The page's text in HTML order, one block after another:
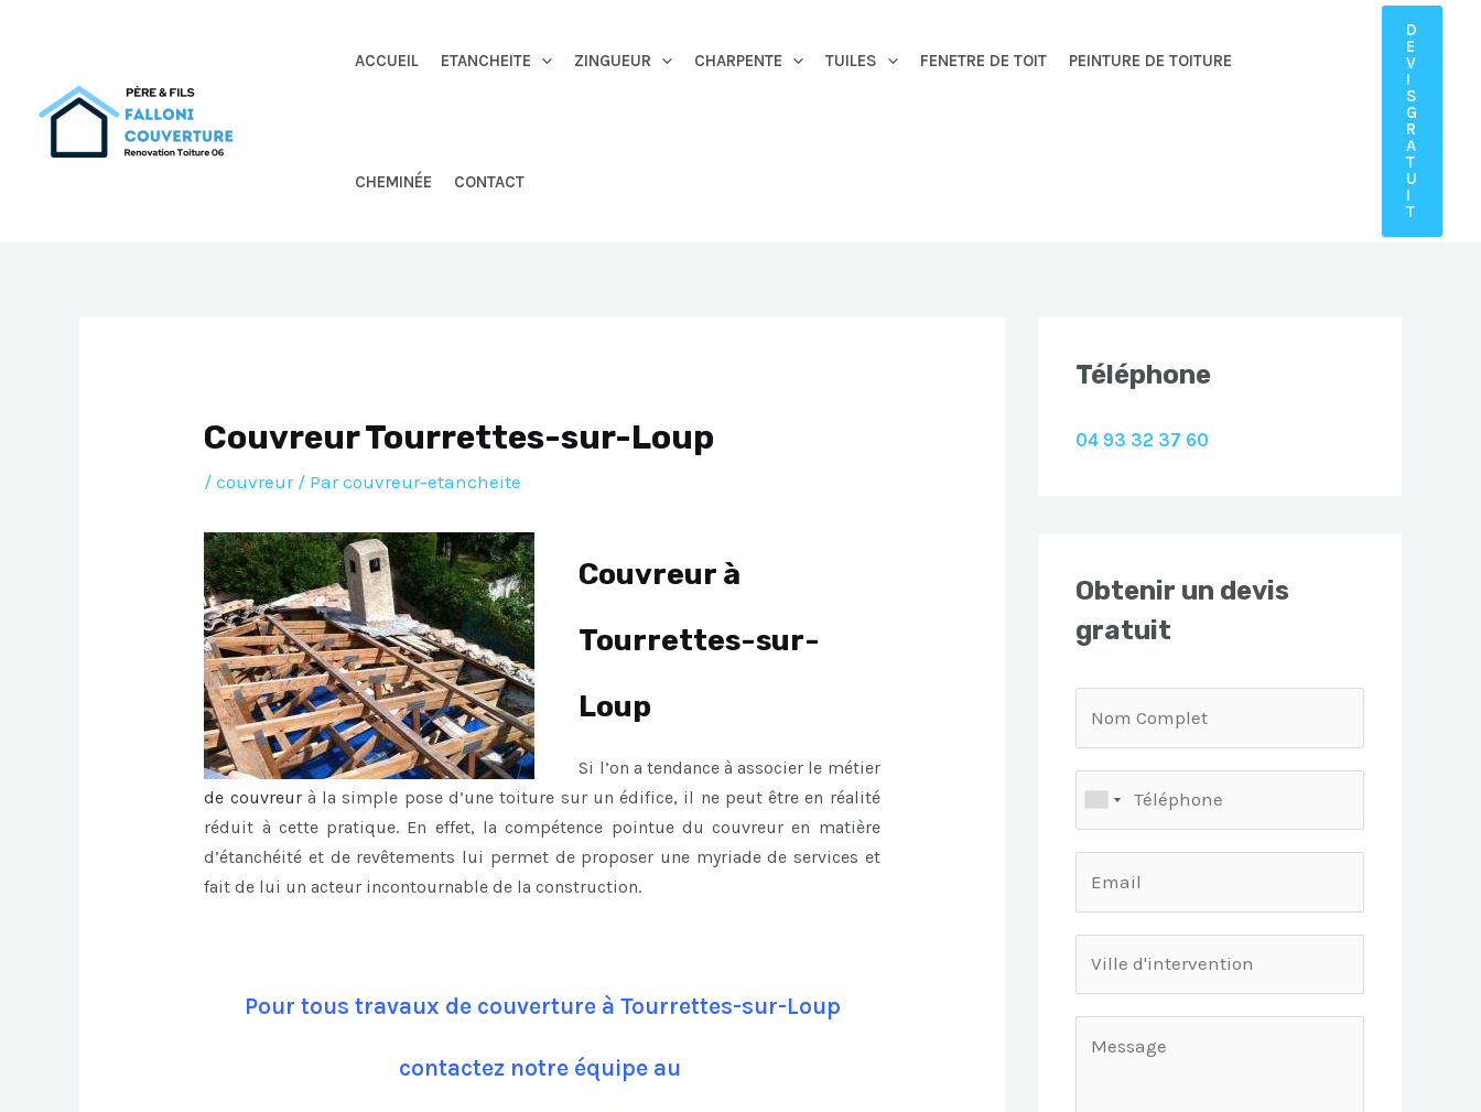
ACCUEIL ETANCHEITE ZINGUEUR CHARPENTE TUILES FENETRE DE TOIT PEINTURE DE TOITURE
CHEMINÉE CONTACT
D
E
V
I
S
G
R
A
T
U
I
T
Couvreur Tourrettes-sur-Loup
/couvreur/ Parcouvreur-etancheite
Couvreur à
Tourrettes-sur-
Loup
Si l’on a tendance à associer le métier
de couvreur à la simple pose d’une toiture sur un édifice, il ne peut être en réalité
réduit à cette pratique. En effet, la compétence pointue du couvreur en matière
d’étanchéité et de revêtements lui permet de proposer une myriade de services et
fait de lui un acteur incontournable de la construction.
Pour tous travaux de couverture à Tourrettes-sur-Loup
contactez notre équipe au
Téléphone
04 93 32 37 60
Obtenir un devis
gratuit